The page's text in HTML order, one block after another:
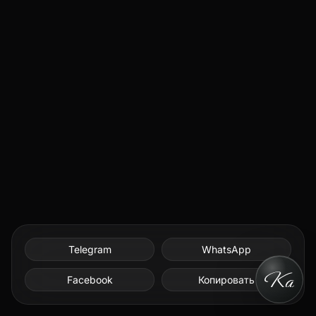
Telegram WhatsApp
Facebook Копировать